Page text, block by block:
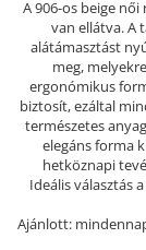
LEON KLOMPE
Női csukott
Férfi csukott
Női nyitott
Női szandál -
Férfi nyitott
NYÁRI NŐI
Szandál
A 906-os beige
van ellátva. A
alátámasztást
meg,
ergonómikus
biztosít, ezáltal
természetes
elegáns forma
hetköznapi
Ideális választás
Ajánlott: